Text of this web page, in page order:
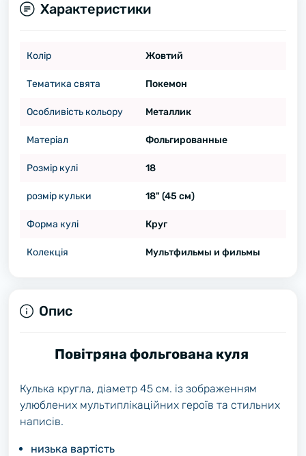
Характеристики
Колір Жовтий
Тематика свята Покемон
Особливість кольору Металлик
Матеріал Фольгированные
Розмір кулі 18
розмір кульки 18" (45 см)
Форма кулі Круг
Колекція Мультфильмы и фильмы
Опис
Повітряна фольгована куля
Кулька кругла, діаметр 45 см. із зображенням
улюблених мультиплікаційних героїв та стильних
написів.
низька вартість